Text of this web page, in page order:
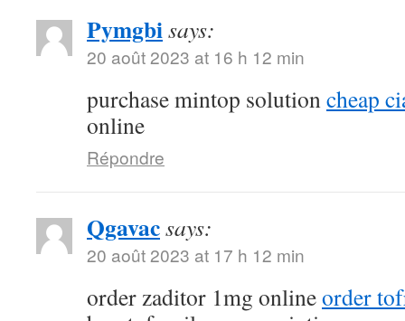
Pymgbisays:
20 août 2023 at 16 h 12 min
purchase mintop solution cheap
online
Répondre
Qgavacsays:
20 août 2023 at 17 h 12 min
order zaditor 1mg onlineorder